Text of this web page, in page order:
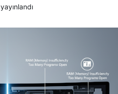
yayınlandı